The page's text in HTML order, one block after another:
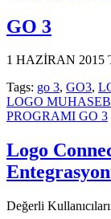
GO 3
1 HAZİRAN 2015
Tags: go 3, GO3,
LOGO
PROGRAMI GO 3
Logo
Değerli